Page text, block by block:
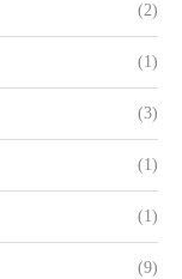
(2)
(1)
(3)
(1)
(1)
(9)